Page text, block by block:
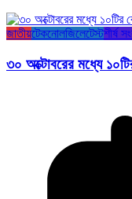
জাতীয়টেকনোলজিলেটেস্টশীর্ষ
৩০ অক্টোবরের মধ্যে